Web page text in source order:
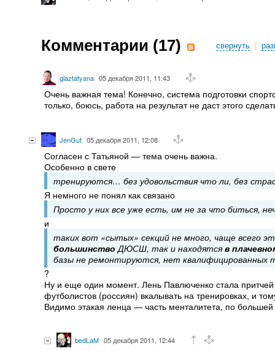
Комментарии (17) свернуть |
glaztatyana 05 декабря 2011, 11:43
Очень важная тема! Конечно, система подготовки
только, боюсь, работа на результат не даст этого
JenGut 05 декабря 2011, 12:08
Согласен с Татьяной — тема очень важна.
Особенно в свете
тренируются… без удовольствия что ли, без
Я немного не понял как связано
Просто у них все уже есть, им не за что биться,
и
таких вот «сытых» секций не много, чаще всего
большинство ДЮСШ, так и находятсяв
базы не ремонтируются, нет квалифицированных
?
Ну и еще один момент. Лень Павлюченко стала
футболистов (россиян) вкалывать на тренировках, и
Видимо этакая ленца — часть менталитета, по большей
bedLaM 05 декабря 2011, 12:44